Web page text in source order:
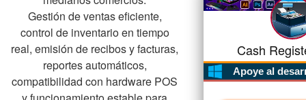
Gestión de ventas eficiente,
control de inventario en tiempo
real, emisión de recibos y facturas,
reportes automáticos,
compatibilidad con hardware POS
Cash
Apoye al